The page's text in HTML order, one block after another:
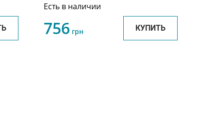
Есть в наличии
756 грн КУПИТЬ